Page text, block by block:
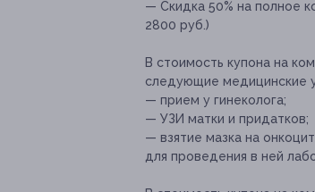
— Скидка 50% на полное
2800 руб.)
В стоимость купона на
следующие медицинские
— прием у гинеколога;
— УЗИ матки и придатков;
— взятие мазка на
для проведения в ней